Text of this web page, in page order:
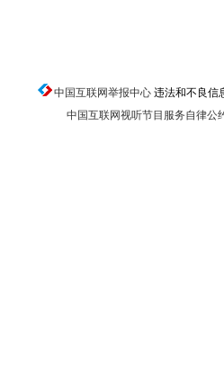
中国互联网举报中心违法和不良信
中国互联网视听节目服务自律公